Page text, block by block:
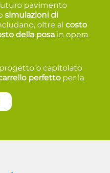
pavimento
simulazioni di
oltre alcosto
della posa in opera
o capitolato
perfetto per la